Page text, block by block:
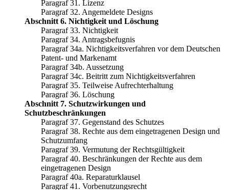
Paragraf 31. Lizenz
Paragraf 32. Angemeldete Designs
Abschnitt 6. Nichtigkeit und Löschung
Paragraf 33. Nichtigkeit
Paragraf 34. Antragsbefugnis
Paragraf 34a. Nichtigkeitsverfahren vor dem Deutschen
Patent- und Markenamt
Paragraf 34b. Aussetzung
Paragraf 34c. Beitritt zum Nichtigkeitsverfahren
Paragraf 35. Teilweise Aufrechterhaltung
Paragraf 36. Löschung
Abschnitt 7. Schutzwirkungen und
Schutzbeschränkungen
Paragraf 37. Gegenstand des Schutzes
Paragraf 38. Rechte aus dem eingetragenen Design und
Schutzumfang
Paragraf 39. Vermutung der Rechtsgültigkeit
Paragraf 40. Beschränkungen der Rechte aus dem
eingetragenen Design
Paragraf 40a. Reparaturklausel
Paragraf 41. Vorbenutzungsrecht